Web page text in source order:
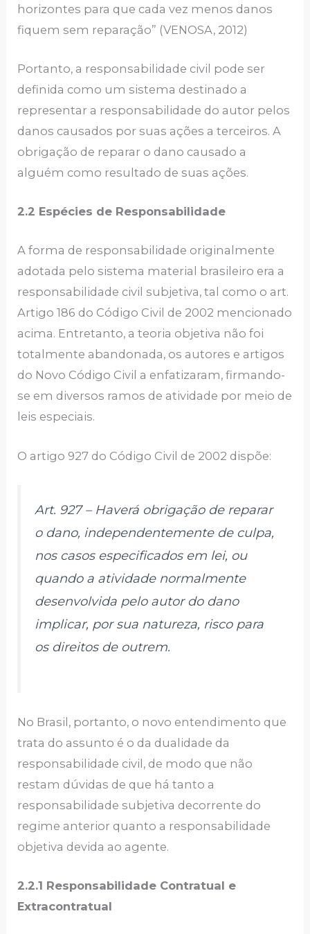
horizontes para que cada vez menos danos
fiquem sem reparação” (VENOSA, 2012)
Portanto, a responsabilidade civil pode ser
definida como um sistema destinado a
representar a responsabilidade do autor pelos
danos causados ​​por suas ações a terceiros. A
obrigação de reparar o dano causado a
alguém como resultado de suas ações.
2.2 Espécies de Responsabilidade
A forma de responsabilidade originalmente
adotada pelo sistema material brasileiro era a
responsabilidade civil subjetiva, tal como o art.
Artigo 186 do Código Civil de 2002 mencionado
acima. Entretanto, a teoria objetiva não foi
totalmente abandonada, os autores e artigos
do Novo Código Civil a enfatizaram, firmando-
se em diversos ramos de atividade por meio de
leis especiais.
O artigo 927 do Código Civil de 2002 dispõe:
Art. 927 – Haverá obrigação de reparar
o dano, independentemente de culpa,
nos casos especificados em lei, ou
quando a atividade normalmente
desenvolvida pelo autor do dano
implicar, por sua natureza, risco para
os direitos de outrem.
No Brasil, portanto, o novo entendimento que
trata do assunto é o da dualidade da
responsabilidade civil, de modo que não
restam dúvidas de que há tanto a
responsabilidade subjetiva decorrente do
regime anterior quanto a responsabilidade
objetiva devida ao agente.
2.2.1 Responsabilidade Contratual e
Extracontratual